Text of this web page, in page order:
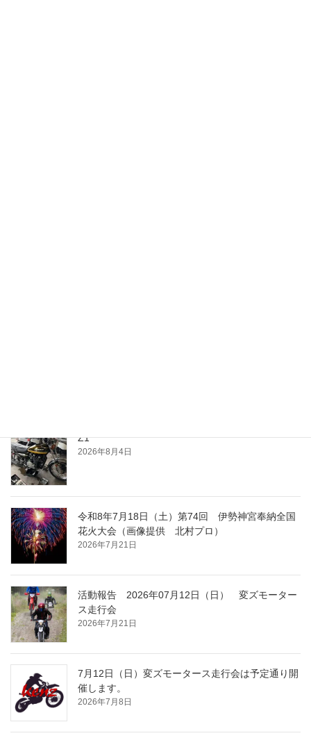
Z1
2026年8月4日
令和8年7月18日（土）第74回 伊勢神宮奉納全国
花火大会（画像提供 北村プロ）
2026年7月21日
活動報告 2026年07月12日（日） 変ズモーター
ス走行会
2026年7月21日
7月12日（日）変ズモータース走行会は予定通り開
催します。
2026年7月8日